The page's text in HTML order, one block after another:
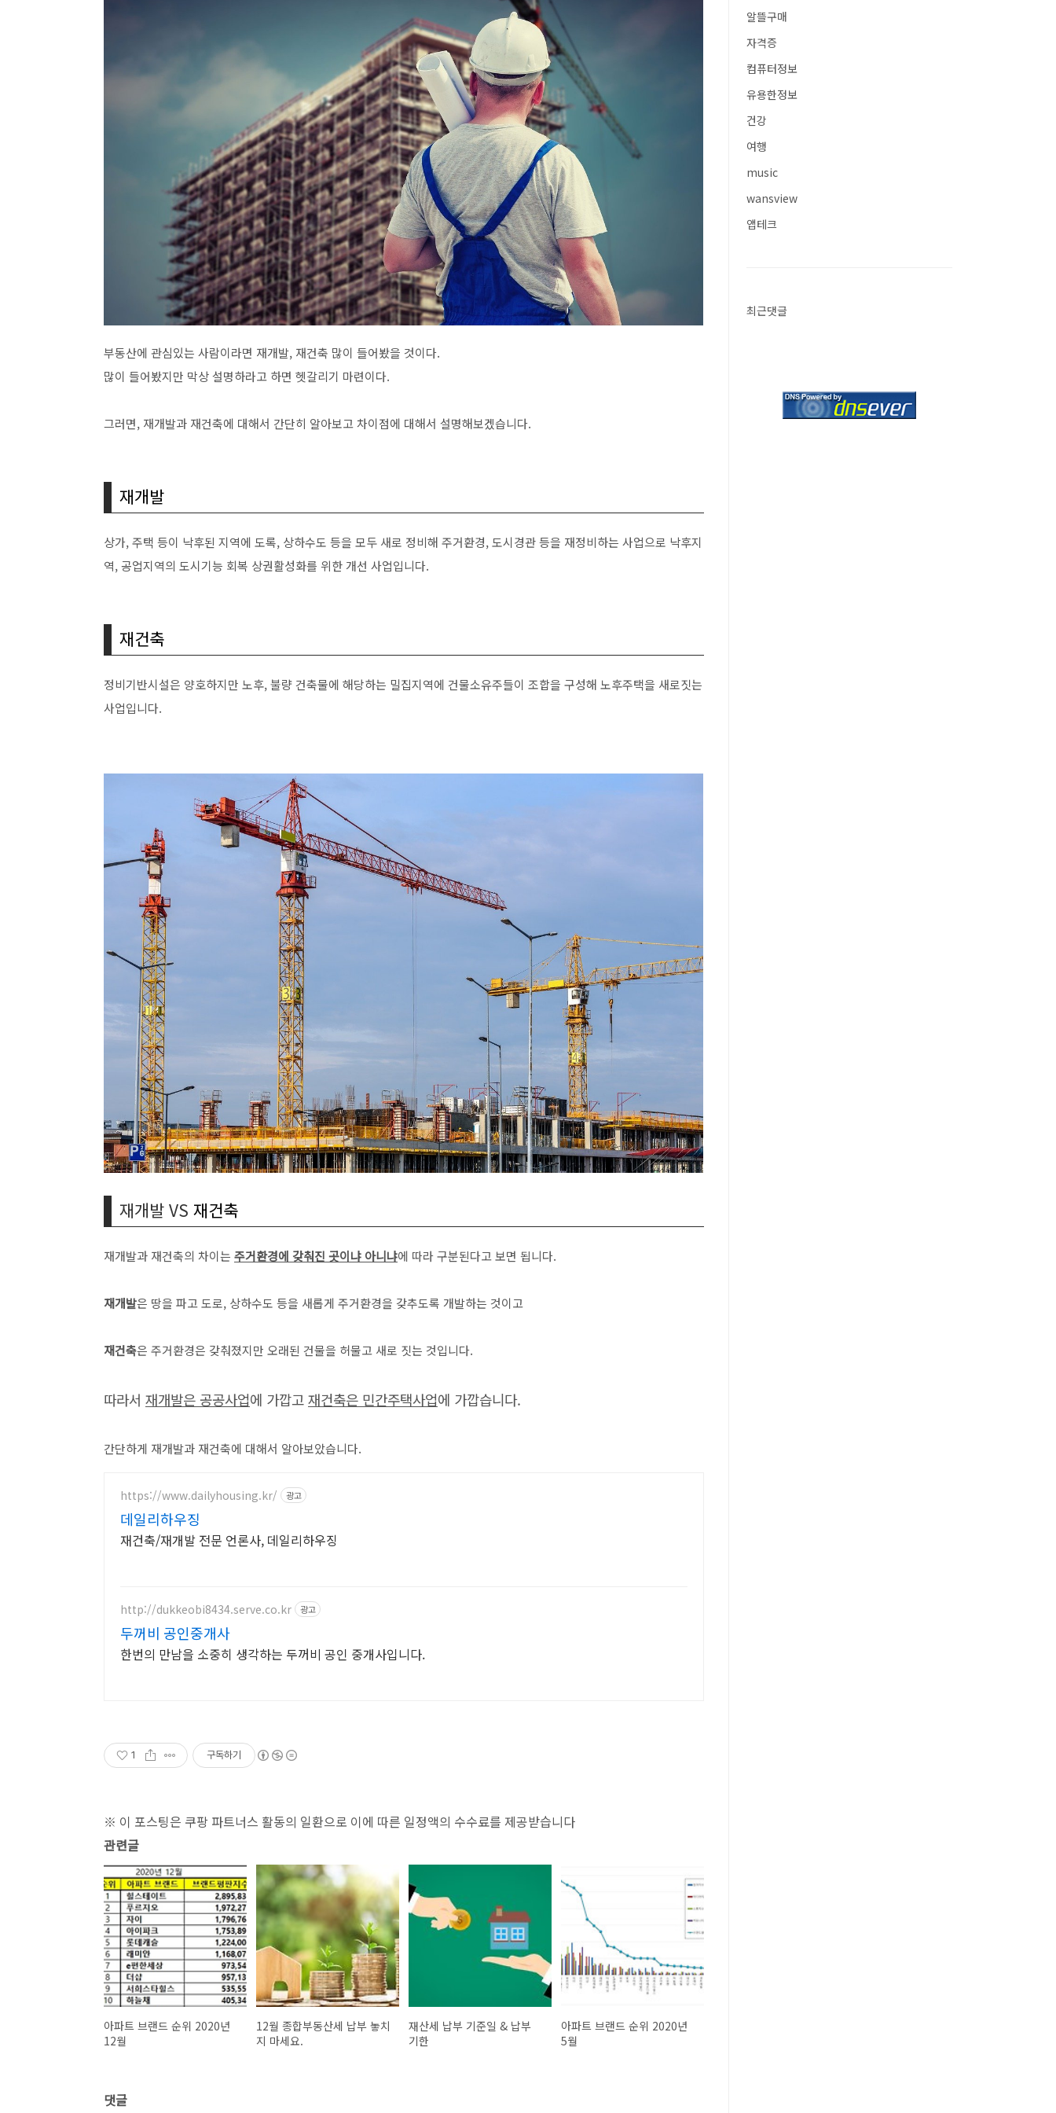
부동산에 관심있는 사람이라면 재개발, 재건축 많이 들어봤을 것이다.
많이 들어봤지만 막상 설명하라고 하면 헷갈리기 마련이다.
그러면, 재개발과 재건축에 대해서 간단히 알아보고 차이점에 대해서 설명해보겠습니다.
재개발
상가, 주택 등이 낙후된 지역에 도록, 상하수도 등을 모두 새로 정비해 주거환경, 도시경관 등을 재정비하는 사업으로 낙후지
역, 공업지역의 도시기능 회복 상권활성화를 위한 개선 사업입니다.
재건축
정비기반시설은 양호하지만 노후, 불량 건축물에 해당하는 밀집지역에 건물소유주들이 조합을 구성해 노후주택을 새로짓는
사업입니다.
재개발 VS 재건축
재개발과 재건축의 차이는 주거환경에 갖춰진 곳이냐 아니냐에 따라 구분된다고 보면 됩니다.
재개발은 땅을 파고 도로, 상하수도 등을 새롭게 주거환경을 갖추도록 개발하는 것이고
재건축은 주거환경은 갖춰졌지만 오래된 건물을 허물고 새로 짓는 것입니다.
따라서 재개발은 공공사업에 가깝고재건축은 민간주택사업에 가깝습니다.
간단하게 재개발과 재건축에 대해서 알아보았습니다.
https://www.dailyhousing.kr/ 광고
데일리하우징
재건축/재개발 전문 언론사, 데일리하우징
http://dukkeobi8434.serve.co.kr 광고
두꺼비 공인중개사
한번의 만남을 소중히 생각하는 두꺼비 공인 중개사입니다.
1 구독하기
※ 이 포스팅은 쿠팡 파트너스 활동의 일환으로 이에 따른 일정액의 수수료를 제공받습니다
관련글
아파트 브랜드 순위 2020년
12월
12월 종합부동산세 납부 놓치
지 마세요.
재산세 납부 기준일 & 납부
기한
아파트 브랜드 순위 2020년
5월
댓글
알뜰구매
자격증
컴퓨터정보
유용한정보
건강
여행
music
wansview
앱테크
최근댓글